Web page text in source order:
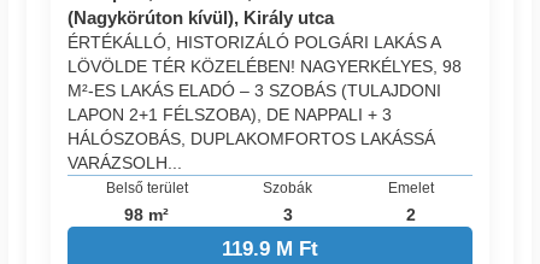
(Nagykörúton kívül), Király utca
ÉRTÉKÁLLÓ, HISTORIZÁLÓ POLGÁRI LAKÁS A
LÖVÖLDE TÉR KÖZELÉBEN! NAGYERKÉLYES, 98
M²-ES LAKÁS ELADÓ – 3 SZOBÁS (TULAJDONI
LAPON 2+1 FÉLSZOBA), DE NAPPALI + 3
HÁLÓSZOBÁS, DUPLAKOMFORTOS LAKÁSSÁ
VARÁZSOLH...
Belső terület
98 m²
Szobák
3
Emelet
2
119.9 M Ft